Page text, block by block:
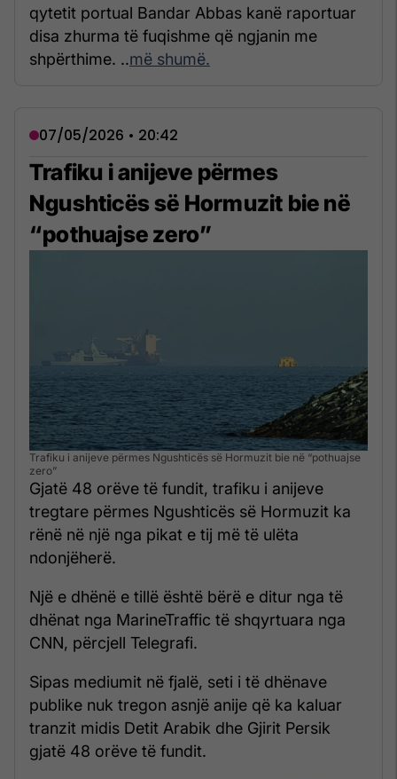
qytetit portual Bandar Abbas kanë raportuar
disa zhurma të fuqishme që ngjanin me
shpërthime. ..më shumë.
07/05/2026 • 20:42
Trafiku i anijeve përmes
Ngushticës së Hormuzit bie në
“pothuajse zero”
Trafiku i anijeve përmes Ngushticës së Hormuzit bie në “pothuajse
zero”
Gjatë 48 orëve të fundit, trafiku i anijeve
tregtare përmes Ngushticës së Hormuzit ka
rënë në një nga pikat e tij më të ulëta
ndonjëherë.
Një e dhënë e tillë është bërë e ditur nga të
dhënat nga MarineTraffic të shqyrtuara nga
CNN, përcjell Telegrafi.
Sipas mediumit në fjalë, seti i të dhënave
publike nuk tregon asnjë anije që ka kaluar
tranzit midis Detit Arabik dhe Gjirit Persik
gjatë 48 orëve të fundit.